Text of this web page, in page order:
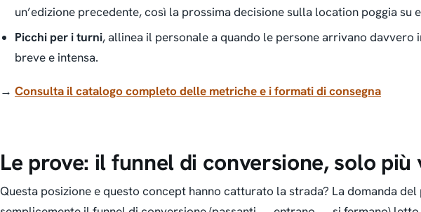
un’edizione precedente, così la prossima decisione sulla location poggia su
Picchi per i turni, allinea il personale a quando le persone arrivano davvero
breve e intensa.
→ Consulta il catalogo completo delle metriche e i formati di consegna
Le prove: il funnel di conversione, solo più
Questa posizione e questo concept hanno catturato la strada? La domanda del